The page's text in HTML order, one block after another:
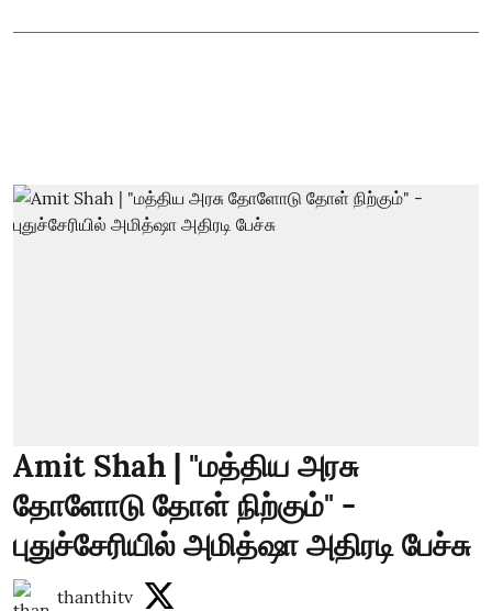
Amit Shah | "மத்திய அரசு
தோளோடு தோள் நிற்கும்" -
புதுச்சேரியில் அமித்ஷா அதிரடி பேச்சு
thanthitv